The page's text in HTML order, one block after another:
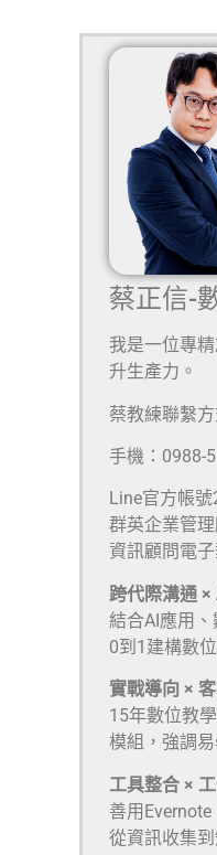
蔡正信-
我是一位專
升生產力。
蔡教練聯繫方
手機：0988-
Line官方帳
群英企業管
資訊顧問電子
跨代際溝通 ×
結合AI應用
0到1建構數
實戰導向 ×
15年數位教
模組，強調
工具整合 ×
善用
從資訊收集